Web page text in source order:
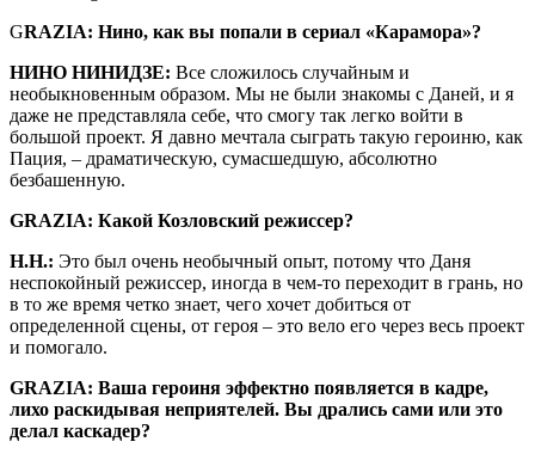
GRAZIA: Нино, как вы попали в сериал «Карамора»?
НИНО НИНИДЗЕ: Все сложилось случайным и
необыкновенным образом. Мы не были знакомы с Даней, и я
даже не представляла себе, что смогу так легко войти в
большой проект. Я давно мечтала сыграть такую героиню, как
Пация, – драматическую, сумасшедшую, абсолютно
безбашенную.
GRAZIA: Какой Козловский режиссер?
Н.Н.: Это был очень необычный опыт, потому что Даня
неспокойный режиссер, иногда в чем-то переходит в грань, но
в то же время четко знает, чего хочет добиться от
определенной сцены, от героя – это вело его через весь проект
и помогало.
GRAZIA: Ваша героиня эффектно появляется в кадре,
лихо раскидывая неприятелей. Вы дрались сами или это
делал каскадер?